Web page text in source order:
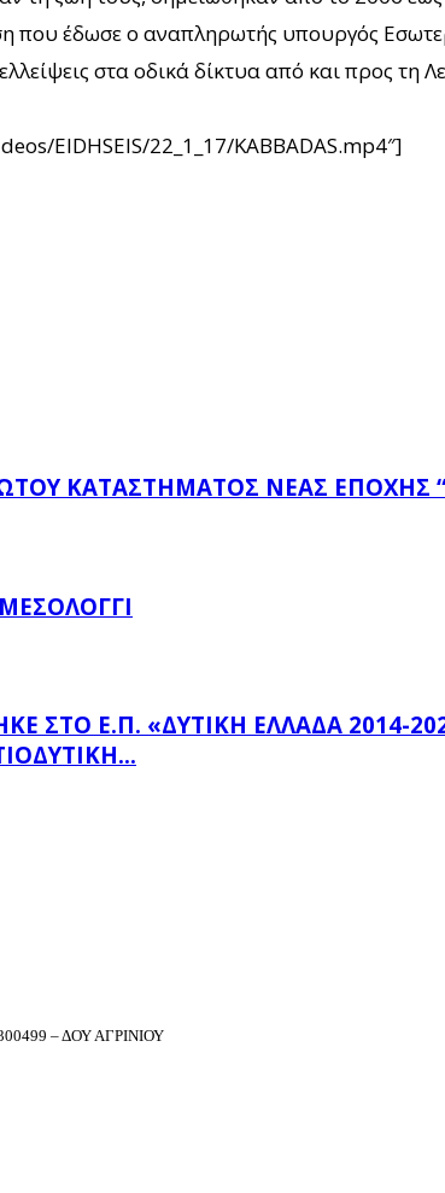
έδωσε ο αναπληρωτής υπουργός
στα οδικά δίκτυα από και προς
EIDHSEIS/22_1_17/KABBADAS.mp4″]
ΚΑΤΑΣΤΉΜΑΤΟΣ ΝΈΑΣ ΕΠΟΧΉΣ
Ε.Π. «ΔΥΤΙΚΉ ΕΛΛΆΔΑ 2014-
– ΔΟΥ ΑΓΡΙΝΙΟΥ